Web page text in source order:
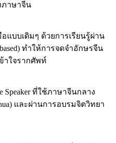
าษาจีน
แบบเดิมๆ ด้วยการเรียนรู้ผ่าน
ทำให้การจดจำอักษรจีน
าใจรากศัพท์
Speaker ที่ใช้ภาษาจีนกลาง
และผ่านการอบรมจิตวิทยา